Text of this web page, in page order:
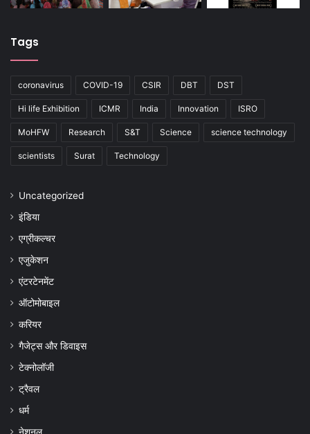
Tags
coronavirus COVID-19 CSIR DBT DST
Hi life Exhibition ICMR India Innovation ISRO
MoHFW Research S&T Science science technology
scientists Surat Technology
Uncategorized
इंडिया
एग्रीकल्चर
एजुकेशन
एंटरटेनमेंट
ऑटोमोबाइल
करियर
गैजेट्स और डिवाइस
टेक्नोलॉजी
ट्रैवल
धर्म
नेशनल